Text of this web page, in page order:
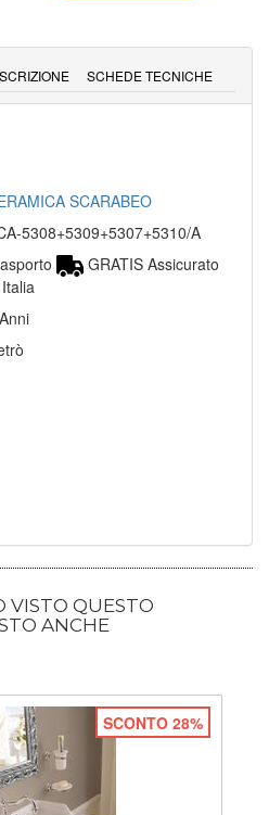
SCHEDE TECNICHE
SCARABEO
5308+5309+5307+5310/A
GRATIS Assicurato
VISTO QUESTO
ANCHE
SCONTO 28%